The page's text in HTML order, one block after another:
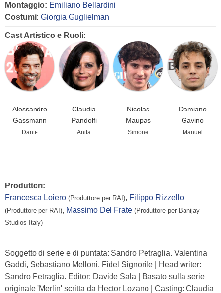
Montaggio: Emiliano Bellardini
Costumi: Giorgia Guglielman
Cast Artistico e Ruoli:
Alessandro
Gassmann
Dante
Claudia
Pandolfi
Anita
Nicolas
Maupas
Simone
Damiano
Gavino
Manuel
Produttori:
Francesca Loiero (Produttore per RAI), Filippo Rizzello
(Produttore per RAI), Massimo Del Frate (Produttore per Banijay
Studios Italy)
Soggetto di serie e di puntata: Sandro Petraglia, Valentina
Gaddi, Sebastiano Melloni, Fidel Signorile | Head writer:
Sandro Petraglia. Editor: Davide Sala | Basato sulla serie
originale 'Merlin' scritta da Hector Lozano | Casting: Claudia